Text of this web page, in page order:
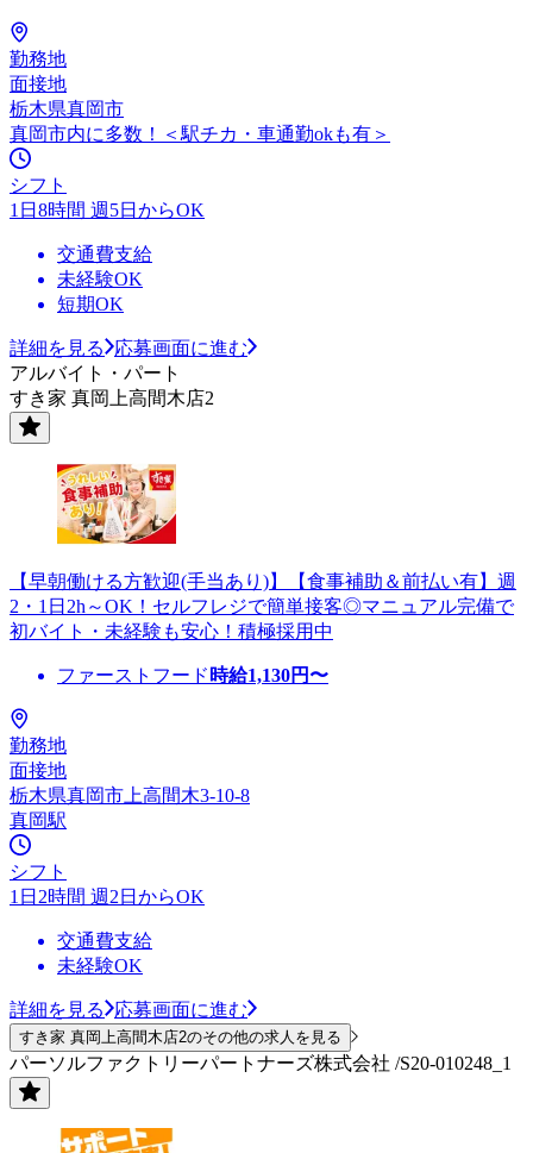
勤務地
面接地
栃木県真岡市
真岡市内に多数！＜駅チカ・車通勤okも有＞
シフト
1日8時間 週5日からOK
交通費支給
未経験OK
短期OK
詳細を見る
応募画面に進む
アルバイト・パート
すき家 真岡上高間木店2
【早朝働ける方歓迎(手当あり)】【食事補助＆前払い有】週
2・1日2h～OK！セルフレジで簡単接客◎マニュアル完備で
初バイト・未経験も安心！積極採用中
ファーストフード 時給1,130円〜
勤務地
面接地
栃木県真岡市上高間木3-10-8
真岡駅
シフト
1日2時間 週2日からOK
交通費支給
未経験OK
詳細を見る 応募画面に進む
すき家 真岡上高間木店2のその他の求人を見る
パーソルファクトリーパートナーズ株式会社 /S20-010248_1